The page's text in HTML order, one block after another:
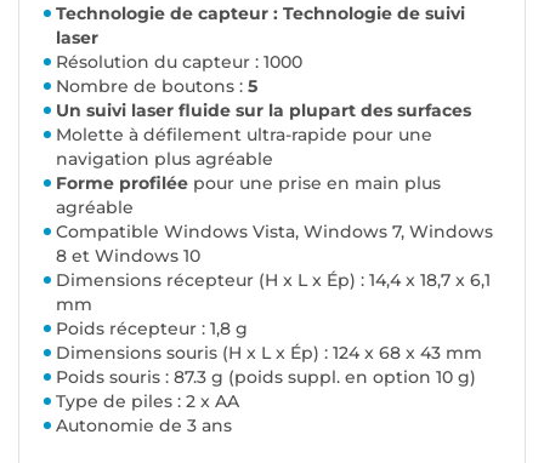
Technologie de capteur : Technologie de suivi
laser
Résolution du capteur : 1000
Nombre de boutons : 5
Un suivi laser fluide sur la plupart des surfaces
Molette à défilement ultra-rapide pour une
navigation plus agréable
Forme profilée pour une prise en main plus
agréable
Compatible Windows Vista, Windows 7, Windows
8 et Windows 10
Dimensions récepteur (H x L x Ép) : 14,4 x 18,7 x 6,1
mm
Poids récepteur : 1,8 g
Dimensions souris (H x L x Ép) : 124 x 68 x 43 mm
Poids souris : 87.3 g (poids suppl. en option 10 g)
Type de piles : 2 x AA
Autonomie de 3 ans